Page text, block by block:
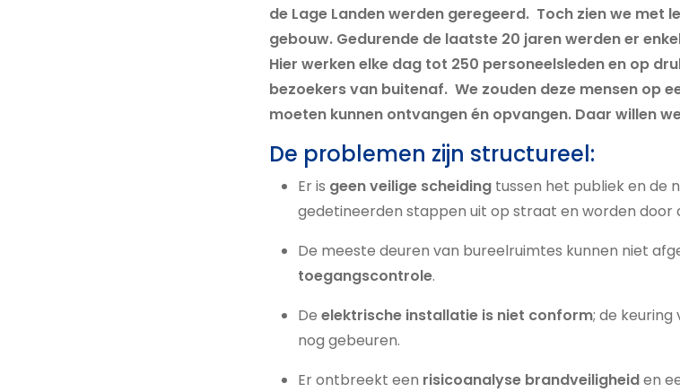
de Lage Landen werden geregeerd. Toch zien we met
gebouw. Gedurende de laatste 20 jaren werden er
Hier werken elke dag tot 250 personeelsleden en op
bezoekers van buitenaf. We zouden deze mensen op
moeten kunnen ontvangen én opvangen. Daar willen
De problemen zijn structureel:
Er is geen veilige scheiding tussen het publiek en de
gedetineerden stappen uit op straat en worden door
De meeste deuren van bureelruimtes kunnen niet
toegangscontrole.
De elektrische installatie is niet conform; de
nog gebeuren.
Er ontbreekt een risicoanalyse brandveiligheiden